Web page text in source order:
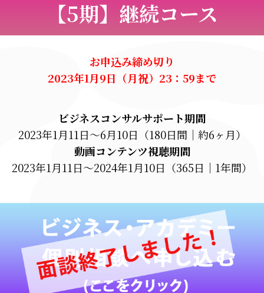
【5期】継続コース
お申込み締め切り
2023年1月9日（月祝）23：59まで
ビジネスコンサルサポート期間
2023年1月11日～6月10日（180日間｜約6ヶ月）
動画コンテンツ視聴期間
2023年1月11日～2024年1月10日（365日｜1年間）